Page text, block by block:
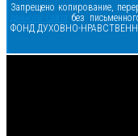
Запрещено копирование,
данного сайта без
ФОНД ДУХОВНО-